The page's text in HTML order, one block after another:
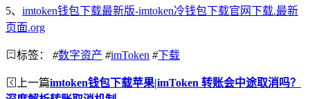
5、 imtoken钱包下载最新版-imtoken冷钱包下载官网下载.最新
页面.org
标签： #数字资产 #imToken #下载
上一篇imtoken钱包下载苹果|imToken 转账会中途取消吗？